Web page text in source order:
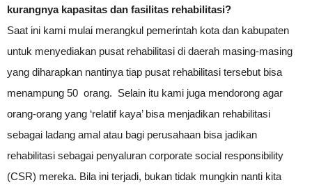
kurangnya kapasitas dan fasilitas rehabilitasi?
Saat ini kami mulai merangkul pemerintah kota dan kabupaten
untuk menyediakan pusat rehabilitasi di daerah masing-masing
yang diharapkan nantinya tiap pusat rehabilitasi tersebut bisa
menampung 50 orang. Selain itu kami juga mendorong agar
orang-orang yang ‘relatif kaya’ bisa menjadikan rehabilitasi
sebagai ladang amal atau bagi perusahaan bisa jadikan
rehabilitasi sebagai penyaluran corporate social responsibility
(CSR) mereka. Bila ini terjadi, bukan tidak mungkin nanti kita